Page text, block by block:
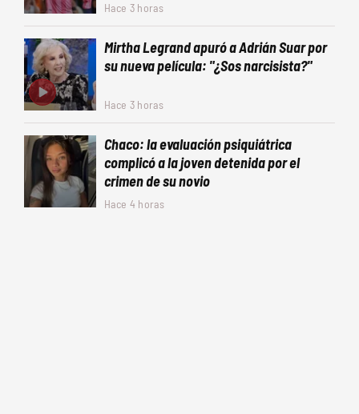
Hace 3 horas
Mirtha Legrand apuró a Adrián Suar por
su nueva película: "¿Sos narcisista?"
Hace 3 horas
Chaco: la evaluación psiquiátrica
complicó a la joven detenida por el
crimen de su novio
Hace 4 horas